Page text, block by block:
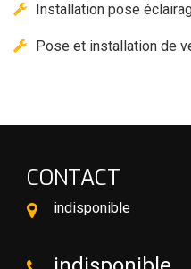
Installation pose
Pose et installation de
CONTACT
indisponible